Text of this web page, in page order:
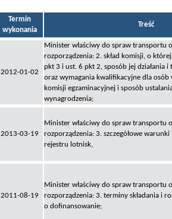
Termin
wykonania
Treść
2012-01-02
Minister właściwy do spraw transportu
rozporządzenia: 2. skład komisji, o
pkt 3 i ust. 6 pkt 2, sposób jej działania i
oraz wymagania kwalifikacyjne dla osób
komisji egzaminacyjnej i sposób
wynagrodzenia;
2013-03-19
Minister właściwy do spraw transportu
rozporządzenia: 3. szczegółowe
rejestru lotnisk,
2011-08-19
Minister właściwy do spraw transportu
rozporządzenia: 3. terminy składania i
o dofinansowanie;